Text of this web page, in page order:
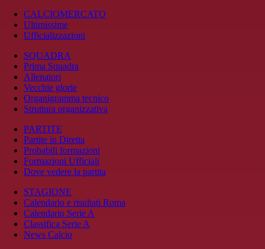
CALCIOMERCATO
Ultimissime
Ufficializzazioni
SQUADRA
Prima Squadra
Allenatori
Vecchie glorie
Organigramma tecnico
Struttura organizzativa
PARTITE
Partite in Diretta
Probabili formazioni
Formazioni Ufficiali
Dove vedere la partita
STAGIONE
Calendario e risultati Roma
Calendario Serie A
Classifica Serie A
News Calcio